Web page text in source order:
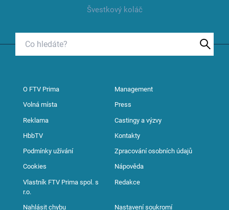
Švestkový koláč
O FTV Prima Management
Volná místa Press
Reklama Castingy a výzvy
HbbTV Kontakty
Podmínky užívání Zpracování osobních údajů
Cookies Nápověda
Vlastník FTV Prima spol. s
r.o.
Redakce
Nahlásit chybu Nastavení soukromí